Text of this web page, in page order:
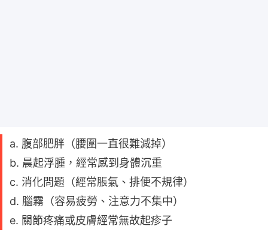
a. 腹部肥胖（腰圍一直很難減掉）
b. 晨起浮腫，經常感到身體沉重
c. 消化問題（經常脹氣、排便不規律）
d. 腦霧（容易疲勞、注意力不集中）
e. 關節疼痛或皮膚經常無故起疹子